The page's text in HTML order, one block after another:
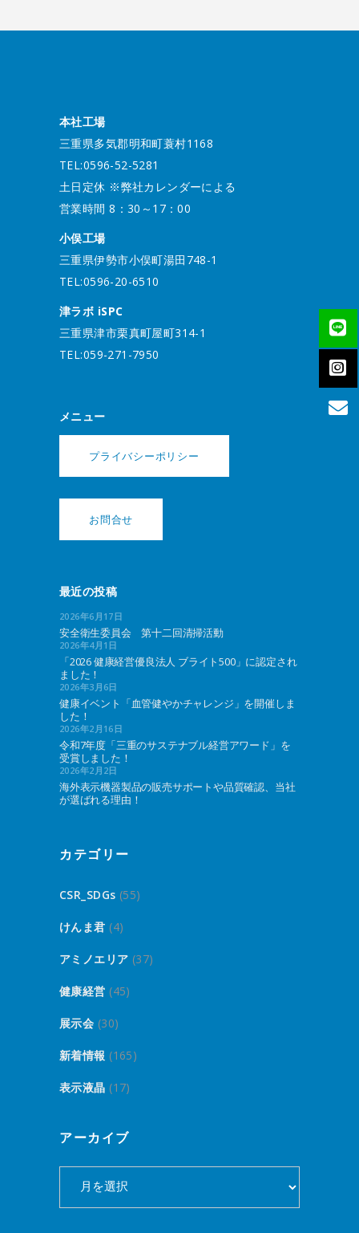
本社工場
三重県多気郡明和町蓑村1168
TEL:0596-52-5281
土日定休 ※弊社カレンダーによる
営業時間 8：30～17：00
小俣工場
三重県伊勢市小俣町湯田748-1
TEL:0596-20-6510
津ラボ iSPC
三重県津市栗真町屋町314-1
TEL:059-271-7950
メニュー
プライバシーポリシー
お問合せ
最近の投稿
2026年6月17日
安全衛生委員会 第十二回清掃活動
2026年4月1日
「2026 健康経営優良法人 ブライト500」に認定され
ました！
2026年3月6日
健康イベント「血管健やかチャレンジ」を開催しま
した！
2026年2月16日
令和7年度「三重のサステナブル経営アワード」を
受賞しました！
2026年2月2日
海外表示機器製品の販売サポートや品質確認、当社
が選ばれる理由！
カテゴリー
CSR_SDGs (55)
けんま君 (4)
アミノエリア (37)
健康経営 (45)
展示会 (30)
新着情報 (165)
表示液晶 (17)
アーカイブ